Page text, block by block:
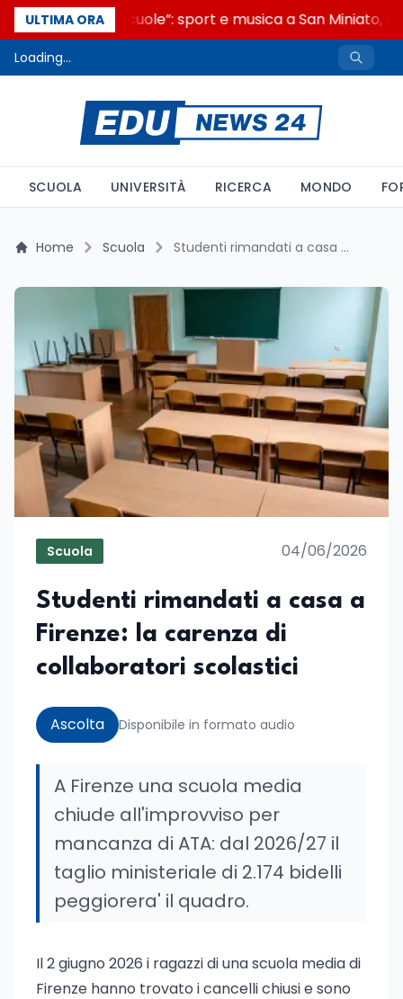
ULTIMA ORA
“Noi siamo le Scuole”: sport e musica a San Miniato,
Loading...
SCUOLA UNIVERSITÀ RICERCA MONDO
Home Scuola Studenti rimandati a casa a Firenze: la carenza di collaboratori scolastici
Scuola 04/06/2026
Studenti rimandati a casa a
Firenze: la carenza di
collaboratori scolastici
Ascolta Disponibile in formato audio
A Firenze una scuola media
chiude all'improvviso per
mancanza di ATA: dal 2026/27 il
taglio ministeriale di 2.174 bidelli
peggiorera' il quadro.
Il 2 giugno 2026 i ragazzi di una scuola media di
Firenze hanno trovato i cancelli chiusi e sono